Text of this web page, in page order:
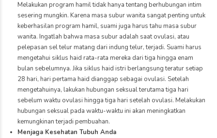
Melakukan program hamil tidak hanya tentang berhubungan intim
sesering mungkin. Karena masa subur wanita sangat penting untuk
keberhasilan program hamil, suami juga harus tahu masa subur
wanita. Ingatlah bahwa masa subur adalah saat ovulasi, atau
pelepasan sel telur matang dari indung telur, terjadi. Suami harus
mengetahui siklus haid rata-rata mereka dari tiga hingga enam
bulan sebelumnya. Jika siklus haid istri berlangsung teratur setiap
28 hari, hari pertama haid dianggap sebagai ovulasi. Setelah
mengetahuinya, lakukan hubungan seksual terutama tiga hari
sebelum waktu ovulasi hingga tiga hari setelah ovulasi. Melakukan
hubungan seksual pada waktu-waktu ini akan meningkatkan
kemungkinan terjadi pembuahan.
Menjaga Kesehatan Tubuh Anda